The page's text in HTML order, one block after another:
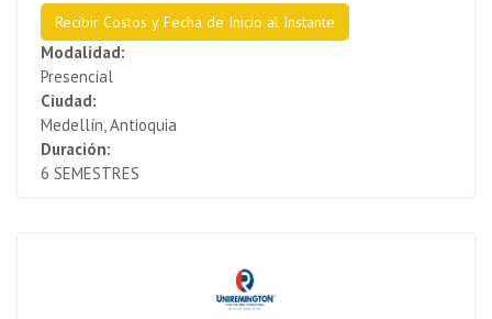
Recibir Costos y Fecha de Inicio al Instante
Modalidad:
Presencial
Ciudad:
Medellín, Antioquia
Duración:
6 SEMESTRES